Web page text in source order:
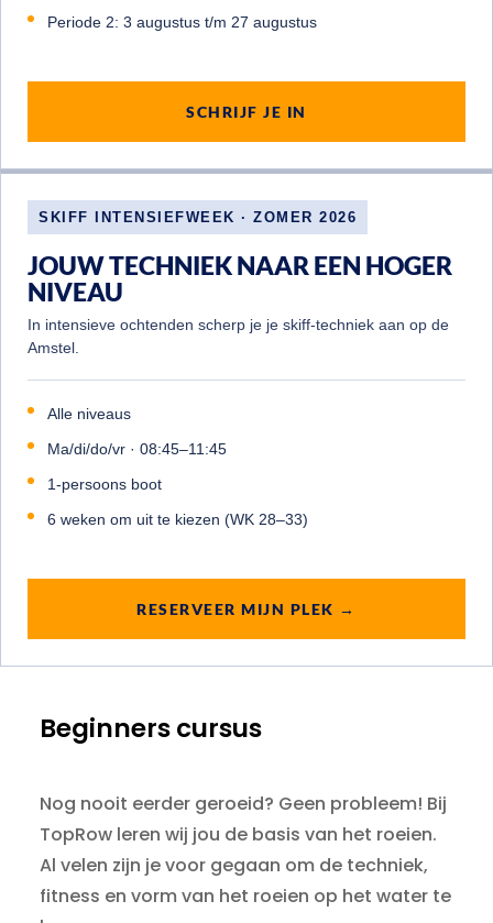
Periode 2: 3 augustus t/m 27 augustus
SCHRIJF JE IN
SKIFF INTENSIEFWEEK · ZOMER 2026
JOUW TECHNIEK NAAR EEN HOGER
NIVEAU
In intensieve ochtenden scherp je je skiff-techniek aan op de
Amstel.
Alle niveaus
Ma/di/do/vr · 08:45–11:45
1-persoons boot
6 weken om uit te kiezen (WK 28–33)
RESERVEER MIJN PLEK →
Beginners cursus
Nog nooit eerder geroeid? Geen probleem! Bij
TopRow leren wij jou de basis van het roeien.
Al velen zijn je voor gegaan om de techniek,
fitness en vorm van het roeien op het water te